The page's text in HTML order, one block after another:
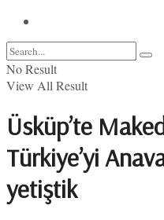
No Result
View All Result
Üsküp’te
Türkiye’yi
yetiştik